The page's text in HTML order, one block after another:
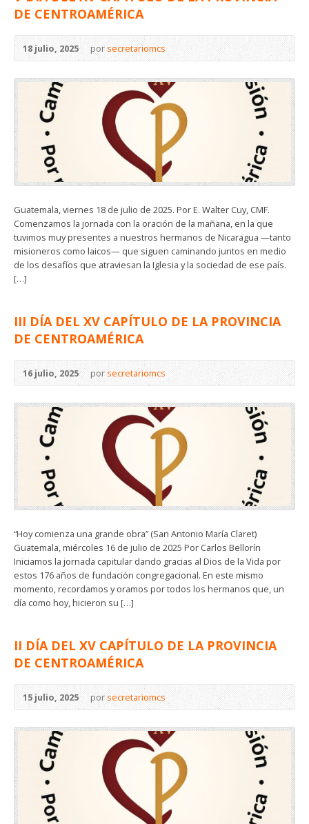
DE CENTROAMÉRICA
18 julio, 2025 por secretariomcs
Guatemala, viernes 18 de julio de 2025. Por E. Walter Cuy, CMF.
Comenzamos la jornada con la oración de la mañana, en la que
tuvimos muy presentes a nuestros hermanos de Nicaragua —tanto
misioneros como laicos— que siguen caminando juntos en medio
de los desafíos que atraviesan la Iglesia y la sociedad de ese país.
[…]
III DÍA DEL XV CAPÍTULO DE LA PROVINCIA
DE CENTROAMÉRICA
16 julio, 2025 por secretariomcs
“Hoy comienza una grande obra” (San Antonio María Claret)
Guatemala, miércoles 16 de julio de 2025 Por Carlos Bellorín
Iniciamos la jornada capitular dando gracias al Dios de la Vida por
estos 176 años de fundación congregacional. En este mismo
momento, recordamos y oramos por todos los hermanos que, un
día como hoy, hicieron su […]
II DÍA DEL XV CAPÍTULO DE LA PROVINCIA
DE CENTROAMÉRICA
15 julio, 2025 por secretariomcs